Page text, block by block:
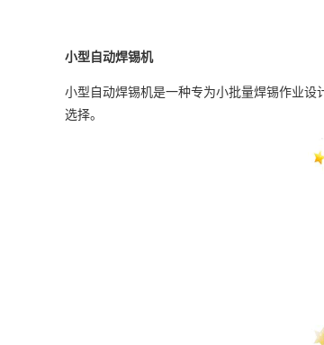
小型自动焊锡机
小型自动焊锡机是一种专为小批量焊锡作业设
选择。